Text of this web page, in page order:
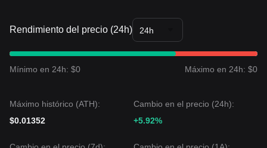
Rendimiento del precio (24h) 24h
Mínimo en 24h: $0 Máximo en 24h: $0
Máximo histórico (ATH):
$0.01352
Cambio en el precio (24h):
+5.92%